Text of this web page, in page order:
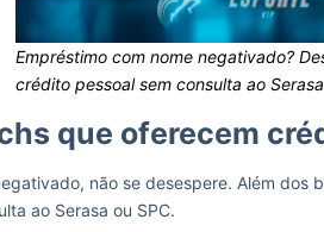
Empréstimo com nome negativado?
crédito pessoal sem consulta ao Serasa
que oferecem
não se desespere. Além dos
ao Serasa ou SPC.